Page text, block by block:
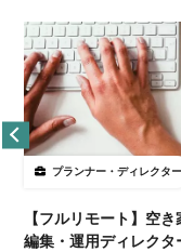
プランナー・ディレクター
【フルリモート】空
編集・運用ディレクタ